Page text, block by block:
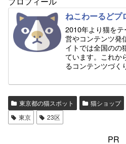
ねこわーるどプ
2010年より猫を
営やコンテンツ発
イトでは全国のの
ています。これか
るコンテンツづく
東京都の猫スポット 猫ショップ
東京
23区
PR